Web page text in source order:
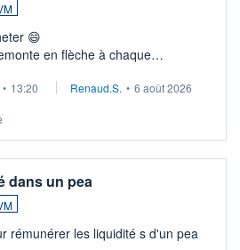
😄​
en flèche à chaque
tip top pour sa retraite.
• 13:20 Renaud.S. • 6 août 2026
dans un pea
rémunérer les liquidité s d'un pea